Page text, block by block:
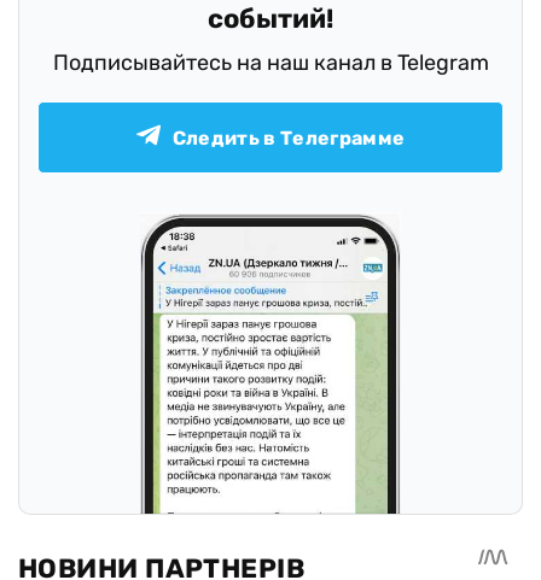
событий!
Подписывайтесь на наш канал в Telegram
Следить в Телеграмме